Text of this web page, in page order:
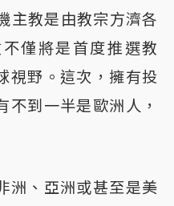
主教是由教宗方濟各
僅將是首度推選教
視野。這次，擁有投
不到一半是歐洲人，
洲、亞洲或甚至是美